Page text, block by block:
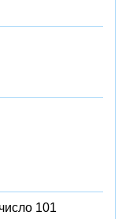
101